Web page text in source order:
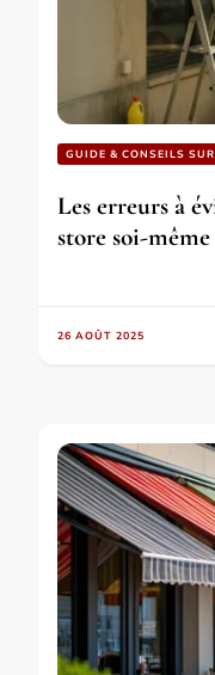
GUIDE & CONSEILS
Les erreurs à
store soi-même
26 AOÛT 2025